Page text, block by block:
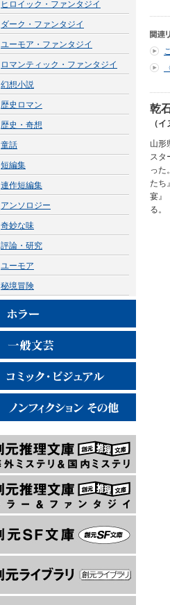
ヒロイック・ファンタジイ
ダーク・ファンタジイ
ユーモア・ファンタジイ
ロマンティック・ファンタジイ
幻想小説
歴史ロマン
歴史・奇想
童話
短編集
連作短編集
アンソロジー
奇妙な味
評論・研究
ユーモア
秘境冒険
乾
（
山形
スタ
った
たち
宴』
る。